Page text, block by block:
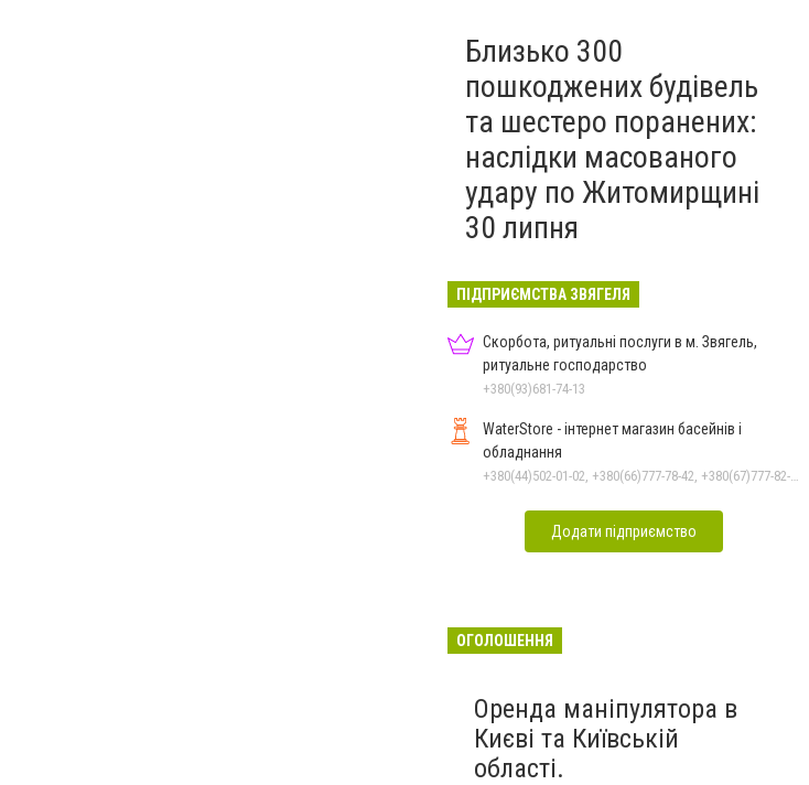
Близько 300
пошкоджених будівель
та шестеро поранених:
наслідки масованого
удару по Житомирщині
30 липня
ПІДПРИЄМСТВА ЗВЯГЕЛЯ
Скорбота, ритуальні послуги в м. Звягель,
ритуальне господарство
+380(93)681-74-13
WaterStore - інтернет магазин басейнів і
обладнання
+380(44)502-01-02, +380(66)777-78-42, +380(67)777-82-19, +380(67)890-80-80, +380(73)890-80-80, +380(44)502-01-03
Додати підприємство
ОГОЛОШЕННЯ
Оренда маніпулятора в
Києві та Київській
області.